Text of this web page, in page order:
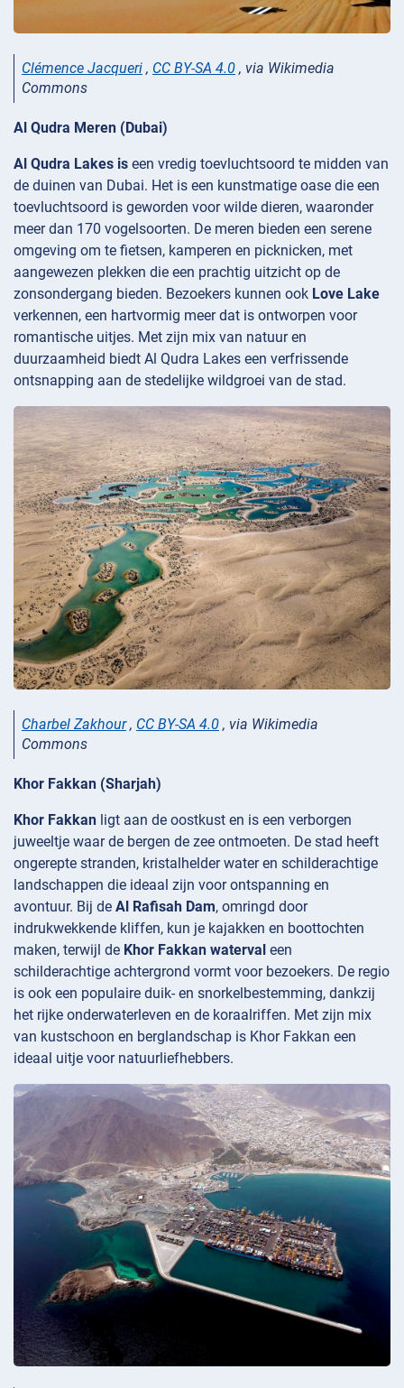
Clémence Jacqueri , CC BY-SA 4.0 , via Wikimedia
Commons
Al Qudra Meren (Dubai)
Al Qudra Lakes is een vredig toevluchtsoord te midden van
de duinen van Dubai. Het is een kunstmatige oase die een
toevluchtsoord is geworden voor wilde dieren, waaronder
meer dan 170 vogelsoorten. De meren bieden een serene
omgeving om te fietsen, kamperen en picknicken, met
aangewezen plekken die een prachtig uitzicht op de
zonsondergang bieden. Bezoekers kunnen ook Love Lake
verkennen, een hartvormig meer dat is ontworpen voor
romantische uitjes. Met zijn mix van natuur en
duurzaamheid biedt Al Qudra Lakes een verfrissende
ontsnapping aan de stedelijke wildgroei van de stad.
Charbel Zakhour, CC BY-SA 4.0 , via Wikimedia
Commons
Khor Fakkan (Sharjah)
Khor Fakkan ligt aan de oostkust en is een verborgen
juweeltje waar de bergen de zee ontmoeten. De stad heeft
ongerepte stranden, kristalhelder water en schilderachtige
landschappen die ideaal zijn voor ontspanning en
avontuur. Bij de Al Rafisah Dam, omringd door
indrukwekkende kliffen, kun je kajakken en boottochten
maken, terwijl de Khor Fakkan waterval een
schilderachtige achtergrond vormt voor bezoekers. De regio
is ook een populaire duik- en snorkelbestemming, dankzij
het rijke onderwaterleven en de koraalriffen. Met zijn mix
van kustschoon en berglandschap is Khor Fakkan een
ideaal uitje voor natuurliefhebbers.